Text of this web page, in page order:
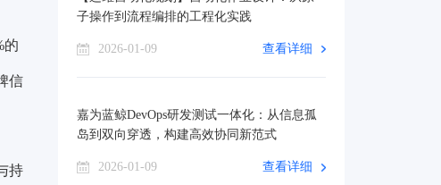
的
信
持
子操作到流程编排的工程化实践
2026-01-09 查看详细
嘉为蓝鲸DevOps研发测试一体化：从信息孤
岛到双向穿透，构建高效协同新范式
2026-01-09 查看详细